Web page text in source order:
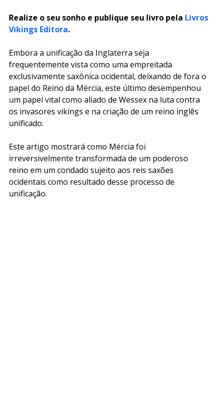
Realize o seu sonho e publique seu livro pela Livros
Vikings Editora.
Embora a unificação da Inglaterra seja
frequentemente vista como uma empreitada
exclusivamente saxônica ocidental, deixando de fora o
papel do Reino da Mércia, este último desempenhou
um papel vital como aliado de Wessex na luta contra
os invasores vikings e na criação de um reino inglês
unificado.
Este artigo mostrará como Mércia foi
irreversivelmente transformada de um poderoso
reino em um condado sujeito aos reis saxões
ocidentais como resultado desse processo de
unificação.